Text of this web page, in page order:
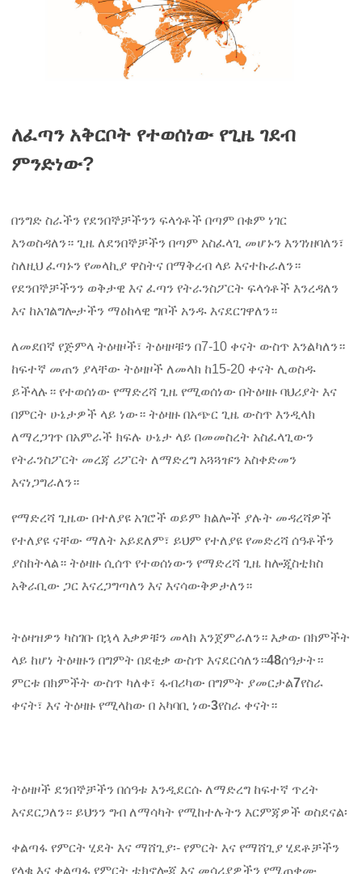
ለፈጣን አቅርቦት የተወሰነው የጊዜ ገደብ
ምንድነው?
በንግድ ስራችን የደንበኞቻችንን ፍላጎቶች በጣም በቁም ነገር
እንወስዳለን። ጊዜ ለደንበኞቻችን በጣም አስፈላጊ መሆኑን እንገነዘባለን፣
ስለዚህ ፈጣኑን የመላኪያ ዋስትና በማቅረብ ላይ እናተኩራለን።
የደንበኞቻችንን ወቅታዊ እና ፈጣን የትራንስፖርት ፍላጎቶች እንረዳለን
እና ከአገልግሎታችን ማዕከላዊ ግቦች አንዱ እናደርገዋለን።
ለመደበኛ የጅምላ ትዕዛዞች፣ ትዕዛዞቹን በ7-10 ቀናት ውስጥ እንልካለን።
ከፍተኛ መጠን ያላቸው ትዕዛዞች ለመላክ ከ15-20 ቀናት ሊወስዱ
ይችላሉ። የተወሰነው የማድረሻ ጊዜ የሚወሰነው በትዕዛዙ ባህሪያት እና
በምርት ሁኔታዎች ላይ ነው። ትዕዛዙ በአጭር ጊዜ ውስጥ እንዲላክ
ለማረጋገጥ በአምራች ክፍሉ ሁኔታ ላይ በመመስረት አስፈላጊውን
የትራንስፖርት መረጃ ሪፖርት ለማድረግ አጓጓዡን አስቀድመን
እናነጋግራለን።
የማድረሻ ጊዜው በተለያዩ አገሮች ወይም ክልሎች ያሉት መዳረሻዎች
የተለያዩ ናቸው ማለት አይደለም፣ ይህም የተለያዩ የመድረሻ ሰዓቶችን
ያስከትላል። ትዕዛዙ ሲሰጥ የተወሰነውን የማድረሻ ጊዜ ከሎጂስቲክስ
አቅራቢው ጋር እናረጋግጣለን እና እናሳውቅዎታለን።
ትዕዛዝዎን ካስገቡ በኋላ እቃዎቹን መላክ እንጀምራለን። እቃው በክምችት
ላይ ከሆነ ትዕዛዙን በግምት በደቂቃ ውስጥ እናደርሳለን።48ሰዓታት።
ምርቱ በክምችት ውስጥ ካለቀ፣ ፋብሪካው በግምት ያመርታል7የስራ
ቀናት፣ እና ትዕዛዙ የሚላከው በ አካባቢ ነው3የስራ ቀናት።
ትዕዛዞች ደንበኞቻችን በሰዓቱ እንዲደርሱ ለማድረግ ከፍተኛ ጥረት
እናደርጋለን። ይህንን ግብ ለማሳካት የሚከተሉትን እርምጃዎች ወስደናል፡
ቀልጣፋ የምርት ሂደት እና ማሸጊያ፡- የምርት እና የማሸጊያ ሂደቶቻችን
የላቁ እና ቀልጣፋ የምርት ቴክኖሎጂ እና መሳሪያዎችን የሚጠቀሙ